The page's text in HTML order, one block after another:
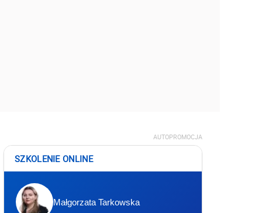
AUTOPROMOCJA
SZKOLENIE ONLINE
Małgorzata Tarkowska